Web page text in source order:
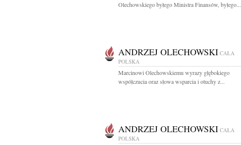
Olechowskiego byłego Ministra Finansów, byłego...
ANDRZEJ OLECHOWSKI CAŁA
POLSKA
Marcinowi Olechowskiemu wyrazy głębokiego
współczucia oraz słowa wsparcia i otuchy z...
ANDRZEJ OLECHOWSKI CAŁA
POLSKA